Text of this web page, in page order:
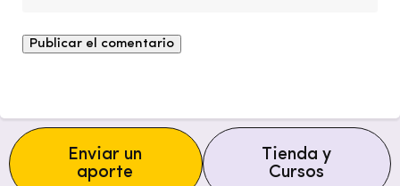
Enviar un
aporte
Tienda y
Cursos